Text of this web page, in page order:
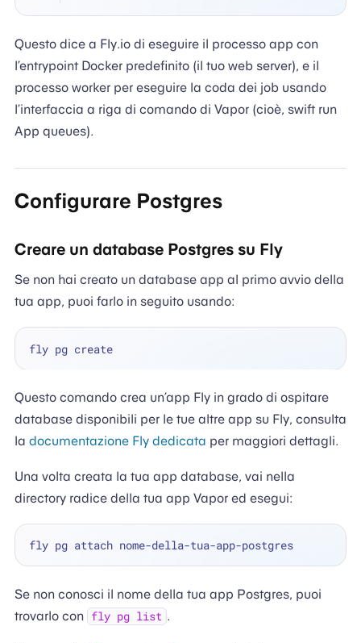
Questo dice a Fly.io di eseguire il processo app con
l’entrypoint Docker predefinito (il tuo web server), e il
processo worker per eseguire la coda dei job usando
l’interfaccia a riga di comando di Vapor (cioè, swift run
App queues).
Configurare Postgres
Creare un database Postgres su Fly
Se non hai creato un database app al primo avvio della
tua app, puoi farlo in seguito usando:
Questo comando crea un’app Fly in grado di ospitare
database disponibili per le tue altre app su Fly, consulta
la documentazione Fly dedicata per maggiori dettagli.
Una volta creata la tua app database, vai nella
directory radice della tua app Vapor ed esegui:
Se non conosci il nome della tua app Postgres, puoi
trovarlo con fly pg list .